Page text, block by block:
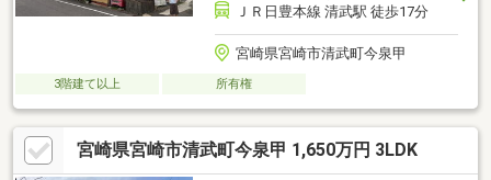
ＪＲ日豊本線 清武駅 徒歩17分
宮崎県宮崎市清武町今泉甲
3階建て以上 所有権
宮崎県宮崎市清武町今泉甲 1,650万円 3LDK